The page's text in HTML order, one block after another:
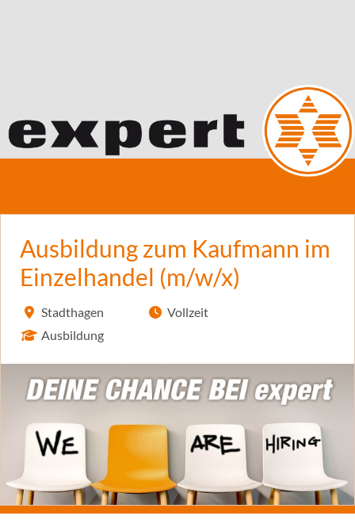
Ausbildung zum Kaufmann im
Einzelhandel (m/w/x)
Stadthagen
Ausbildung
Vollzeit